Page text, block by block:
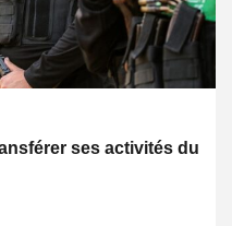
ses activités du